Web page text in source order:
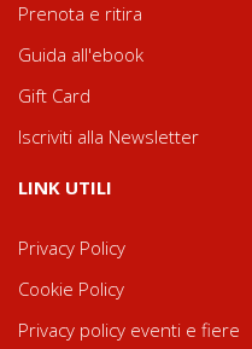
Prenota e ritira
Guida all'ebook
Gift Card
Iscriviti alla Newsletter
LINK UTILI
Privacy Policy
Cookie Policy
Privacy policy eventi e fiere